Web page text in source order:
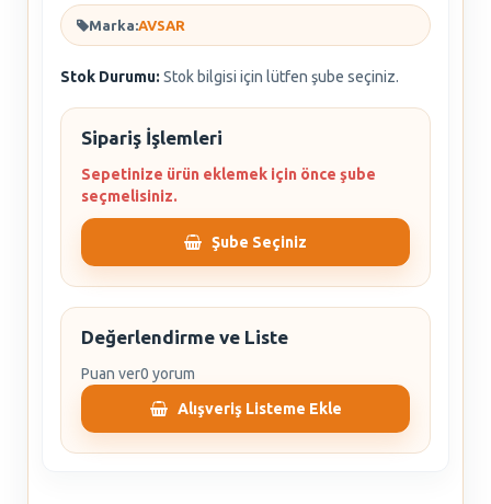
Marka:AVSAR
Stok Durumu: Stok bilgisi için lütfen şube seçiniz.
Sipariş İşlemleri
Sepetinize ürün eklemek için önce şube
seçmelisiniz.
Şube Seçiniz
Değerlendirme ve Liste
Puan ver0 yorum
Alışveriş Listeme Ekle